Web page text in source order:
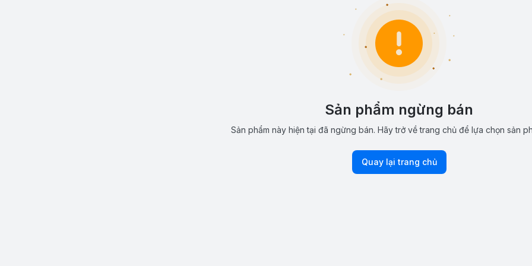
Sản phẩm ngừng bán
Sản phẩm này hiện tại đã ngừng bán. Hãy trở về trang chủ để lựa chọn sản
Quay lại trang chủ